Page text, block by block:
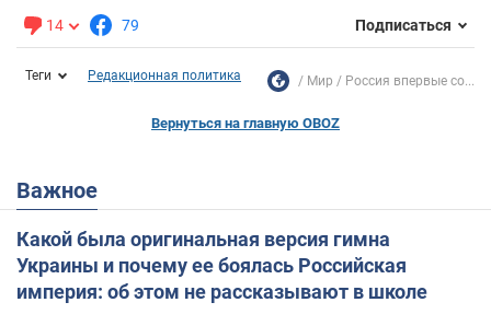
14 79 Подписаться
Теги Редакционная политика Мир Россия впервые со...
Вернуться на главную OBOZ
Важное
Какой была оригинальная версия гимна
Украины и почему ее боялась Российская
империя: об этом не рассказывают в школе